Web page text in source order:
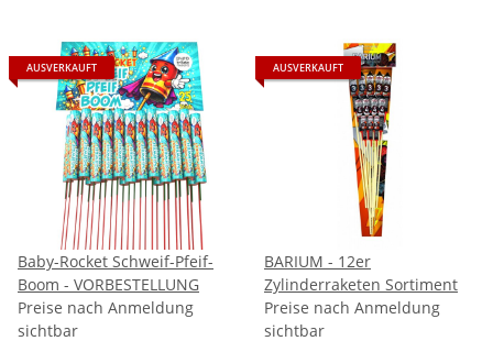
AUSVERKAUFT
Baby-Rocket Schweif-Pfeif-
Boom - VORBESTELLUNG
Preise nach Anmeldung
sichtbar
AUSVERKAUFT
BARIUM - 12er
Zylinderraketen Sortiment
Preise nach Anmeldung
sichtbar